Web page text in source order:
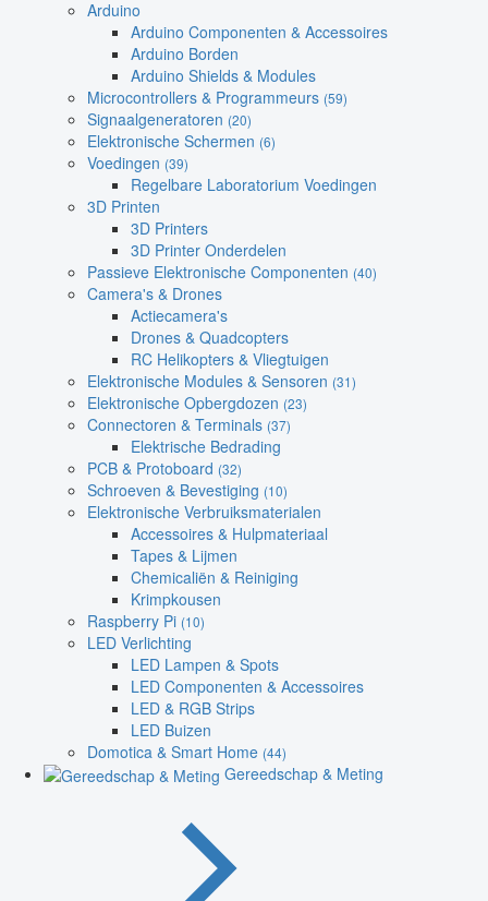
Arduino
Arduino Componenten & Accessoires
Arduino Borden
Arduino Shields & Modules
Microcontrollers & Programmeurs (59)
Signaalgeneratoren (20)
Elektronische Schermen (6)
Voedingen (39)
Regelbare Laboratorium Voedingen
3D Printen
3D Printers
3D Printer Onderdelen
Passieve Elektronische Componenten (40)
Camera's & Drones
Actiecamera's
Drones & Quadcopters
RC Helikopters & Vliegtuigen
Elektronische Modules & Sensoren (31)
Elektronische Opbergdozen (23)
Connectoren & Terminals (37)
Elektrische Bedrading
PCB & Protoboard (32)
Schroeven & Bevestiging (10)
Elektronische Verbruiksmaterialen
Accessoires & Hulpmateriaal
Tapes & Lijmen
Chemicaliën & Reiniging
Krimpkousen
Raspberry Pi (10)
LED Verlichting
LED Lampen & Spots
LED Componenten & Accessoires
LED & RGB Strips
LED Buizen
Domotica & Smart Home (44)
Gereedschap & Meting